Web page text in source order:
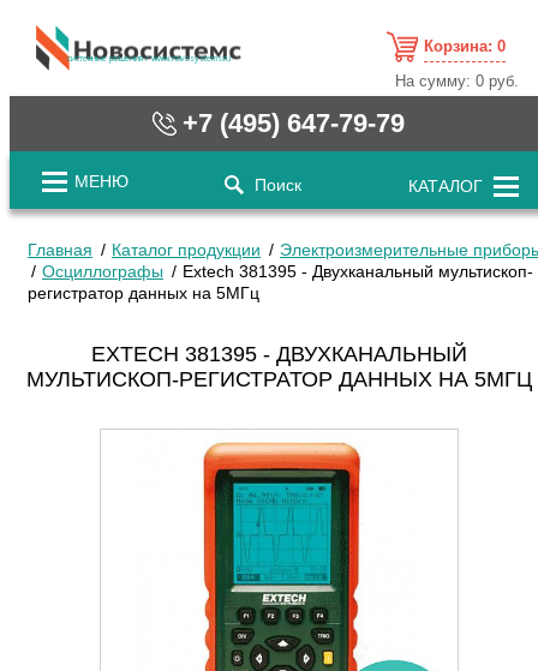
cистемные решения / www.novosystems.ru
Корзина: 0
На сумму:0 руб.
+7 (495) 647-79-79
МЕНЮ Поиск КАТАЛОГ
Главная Каталог продукции
Электроизмерительные
Осциллографы
Extech 381395 - Двухканальный мультископ-
регистратор данных на 5МГц
EXTECH 381395 - ДВУХКАНАЛЬНЫЙ
МУЛЬТИСКОП-РЕГИСТРАТОР ДАННЫХ НА 5МГЦ